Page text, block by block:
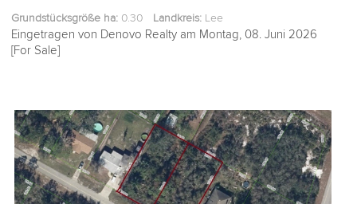
Grundstücksgröße ha: 0.30 Landkreis: Lee
Eingetragen von Denovo Realty am Montag, 08. Juni 2026
[For Sale]